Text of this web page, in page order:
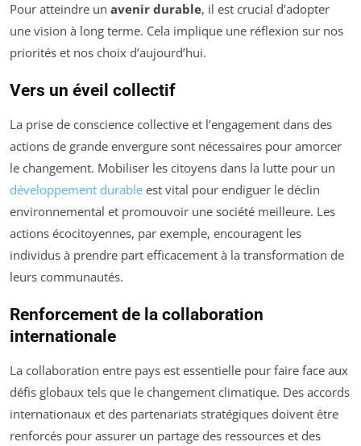
Pour atteindre un avenir durable, il est crucial d’adopter
une vision à long terme. Cela implique une réflexion sur nos
priorités et nos choix d’aujourd’hui.
Vers un éveil collectif
La prise de conscience collective et l’engagement dans des
actions de grande envergure sont nécessaires pour amorcer
le changement. Mobiliser les citoyens dans la lutte pour un
développement durable est vital pour endiguer le déclin
environnemental et promouvoir une société meilleure. Les
actions écocitoyennes, par exemple, encouragent les
individus à prendre part efficacement à la transformation de
leurs communautés.
Renforcement de la collaboration
internationale
La collaboration entre pays est essentielle pour faire face aux
défis globaux tels que le changement climatique. Des accords
internationaux et des partenariats stratégiques doivent être
renforcés pour assurer un partage des ressources et des